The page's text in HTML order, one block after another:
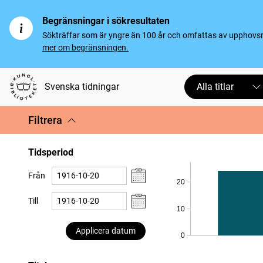
Begränsningar i sökresultaten
Sökträffar som är yngre än 100 år och omfattas av
mer om begränsningen.
Svenska tidningar Alla titlar
Filtrera
Tidsperiod
Från
Till
Applicera datum
0
10
20